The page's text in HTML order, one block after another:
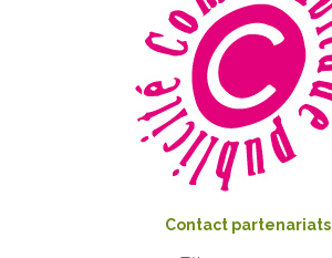
Contact partenariats